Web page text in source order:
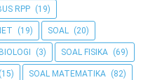
RPP (19)
(19) SOAL (20)
(3) SOAL FISIKA (69)
(15) SOAL MATEMATIKA (82)